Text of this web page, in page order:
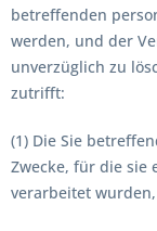
betreffenden
werden, und der
unverzüglich zu
zutrifft:
(1) Die Sie
Zwecke, für die sie
verarbeitet